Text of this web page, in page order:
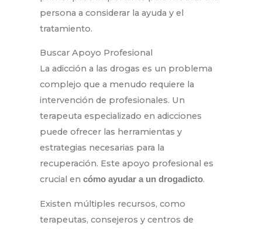
persona a considerar la ayuda y el
tratamiento.
Buscar Apoyo Profesional
La adicción a las drogas es un problema
complejo que a menudo requiere la
intervención de profesionales. Un
terapeuta especializado en adicciones
puede ofrecer las herramientas y
estrategias necesarias para la
recuperación. Este apoyo profesional es
crucial en cómo ayudar a un drogadicto.
Existen múltiples recursos, como
terapeutas, consejeros y centros de